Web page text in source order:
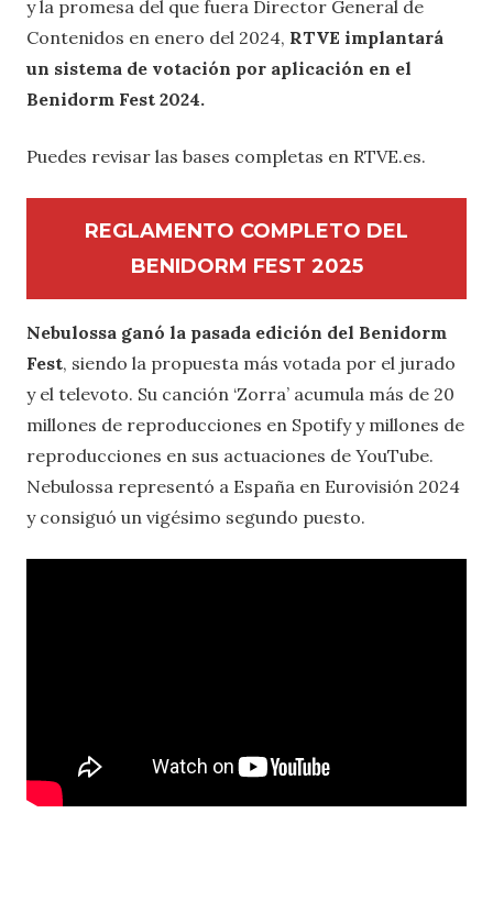
y la promesa del que fuera Director General de
Contenidos en enero del 2024, RTVE implantará
un sistema de votación por aplicación en el
Benidorm Fest 2024.
Puedes revisar las bases completas en RTVE.es.
REGLAMENTO COMPLETO DEL
BENIDORM FEST 2025
Nebulossa ganó la pasada edición del Benidorm
Fest, siendo la propuesta más votada por el jurado
y el televoto. Su canción ‘Zorra’ acumula más de 20
millones de reproducciones en Spotify y millones de
reproducciones en sus actuaciones de YouTube.
Nebulossa representó a España en Eurovisión 2024
y consiguó un vigésimo segundo puesto.